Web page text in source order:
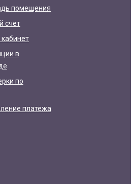
помещения
счет
в
по
платежа